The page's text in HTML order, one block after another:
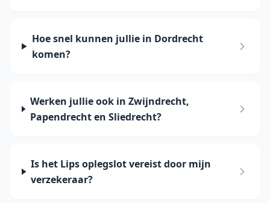
Hoe snel kunnen jullie in Dordrecht
komen?
Werken jullie ook in Zwijndrecht,
Papendrecht en Sliedrecht?
Is het Lips oplegslot vereist door mijn
verzekeraar?